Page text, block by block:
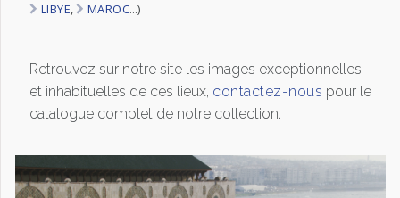
LIBYE, MAROC...)
Retrouvez sur notre site les images exceptionnelles
et inhabituelles de ces lieux, contactez-nous pour le
catalogue complet de notre collection.